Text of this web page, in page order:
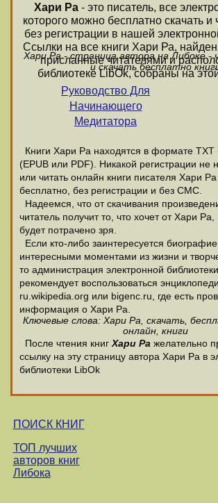
Хари Ра- это писатель, все
которого можно бесплатно скачать и
без регистрации в нашей
Ссылки на все книги Хари Ра,
присланные читателями и
библиотеке LibOk, собраны на
Хари Ра - страница автора на Либоке -
и скачать бесплатно
Руководство Для
Начинающего
Медитатора
Книги Хари Ра находятся в формате ТХТ
(EPUB или PDF). Никакой регистрации не
или читать онлайн книги писателя Хари
бесплатно, без регистрации и без СМС.
Надеемся, что от скачивания
читатель получит то, что хочет от Хари
будет потрачено зря.
Если кто-либо заинтересуется
интересными моментами из жизни и
то администрация электронной
рекомендует воспользоваться
ru.wikipedia.org или bigenc.ru, где есть
информация о Хари Ра.
Ключевые слова: Хари Ра, скачать,
онлайн, книги
После чтения книгХари Ра желательно
ссылку на эту страницу автора Хари Ра в
библиотеки LibOk
ПОИСК КНИГ
ТОП лучших
авторов книг
Либока